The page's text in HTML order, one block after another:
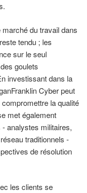
du travail dans
tendu ; les
sur le seul
goulets
investissant dans la
Cyber peut
la qualité
met également
analystes militaires,
traditionnels -
de résolution
les clients se